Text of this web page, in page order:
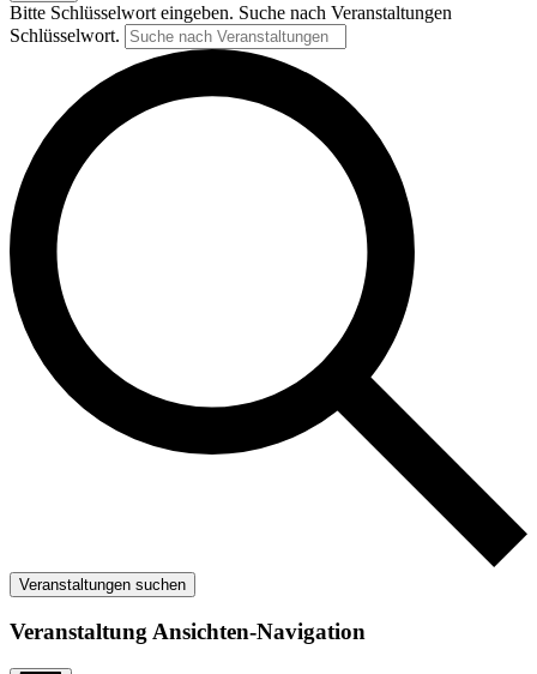
Bitte Schlüsselwort eingeben. Suche nach Veranstaltungen
Schlüsselwort.
Veranstaltungen suchen
Veranstaltung Ansichten-Navigation